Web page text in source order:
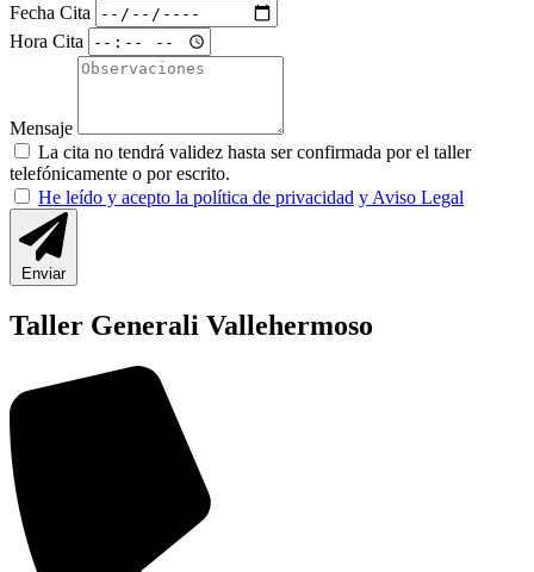
Fecha Cita
Hora Cita
Mensaje
La cita no tendrá validez hasta ser confirmada por el taller
telefónicamente o por escrito.
He leído y acepto la política de privacidad y Aviso Legal
Enviar
Taller Generali Vallehermoso